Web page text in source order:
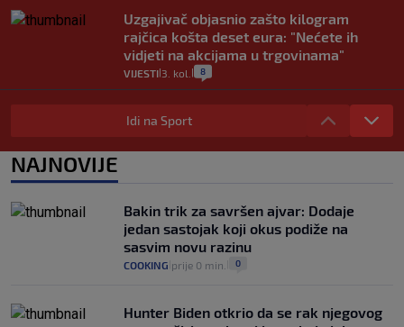
Uzgajivač objasnio zašto kilogram
rajčica košta deset eura: "Nećete ih
vidjeti na akcijama u trgovinama"
VIJESTI 3. kol. 8
Selidba je jedno od stresnijih iskustava.
Evo aktualnih cijena i nekoliko savjeta
0
automobilom na Hvar iz Zagreba, a
koliko iz Osijeka
VIJESTI 14
Idi na Sport
NAJNOVIJE
Bakin trik za savršen ajvar: Dodaje
jedan sastojak koji okus podiže na
sasvim novu razinu
COOKING prije 0 min. 0
Hunter Biden otkrio da se rak njegovog